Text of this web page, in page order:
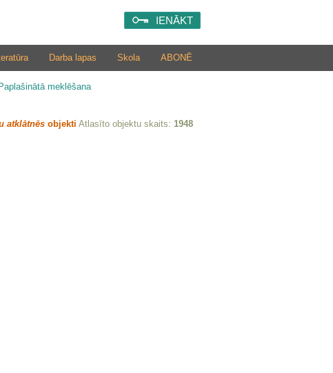
IENĀKT
ABONĒ
Skola
Darba lapas
Paplašinātā meklēšana
atklātnēsobjekti Atlasīto objektu skaits: 1948